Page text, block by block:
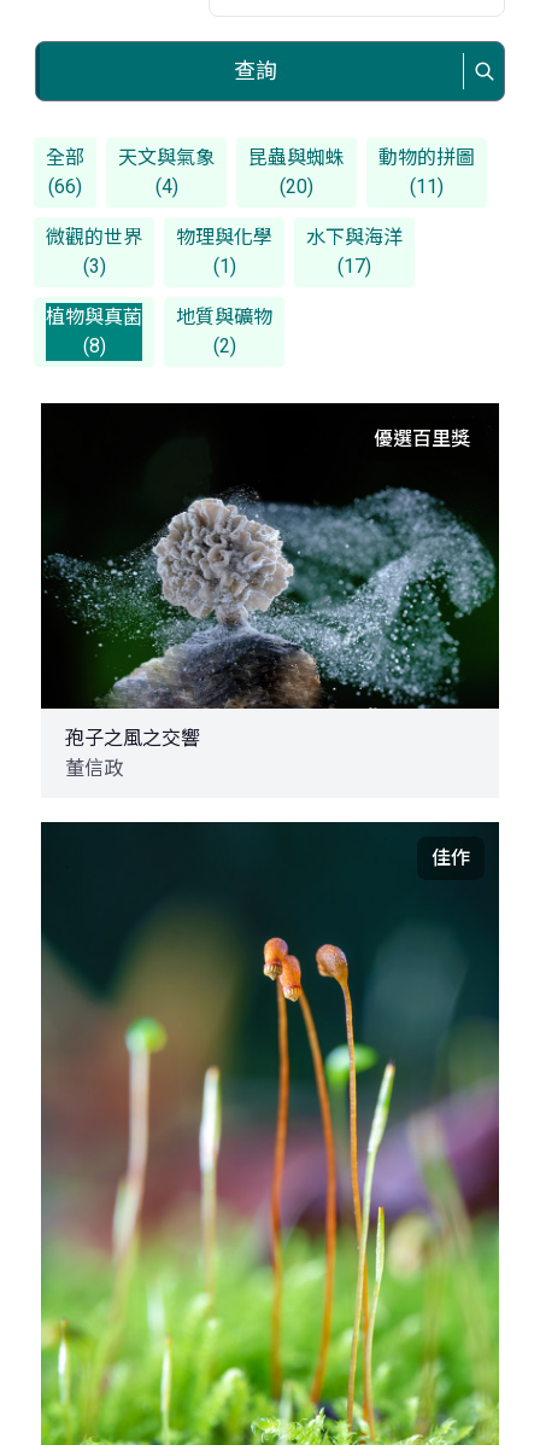
查詢
全部
(66)
天文與氣象
(4)
昆蟲與蜘蛛
(20)
動物的拼圖
(11)
微觀的世界
(3)
物理與化學
(1)
水下與海洋
(17)
植物與真菌
(8)
地質與礦物
(2)
優選百里獎
孢子之風之交響
董信政
佳作